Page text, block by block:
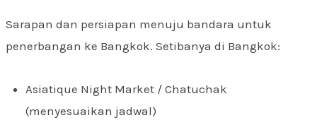
Sarapan dan persiapan menuju bandara untuk
penerbangan ke Bangkok. Setibanya di Bangkok:
Asiatique Night Market / Chatuchak
(menyesuaikan jadwal)